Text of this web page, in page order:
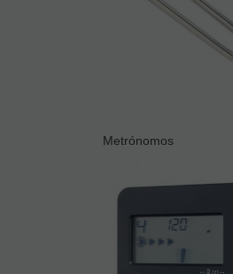
Metrónomos